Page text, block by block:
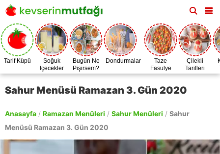
Tarif Küpü
Soğuk
İçecekler
Bugün Ne
Pişirsem?
Dondurmalar
Taze
Fasulye
Zamanı
Çilekli
Tarifleri
Sahur Menüsü Ramazan 3. Gün 2020
Anasayfa / Ramazan Menüleri / Sahur Menüleri / Sahur
Menüsü Ramazan 3. Gün 2020